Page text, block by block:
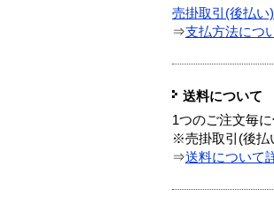
売掛取引(後払い)
⇒支払方法につ
送料について
1つのご注文毎に
※売掛取引(後払
⇒送料について